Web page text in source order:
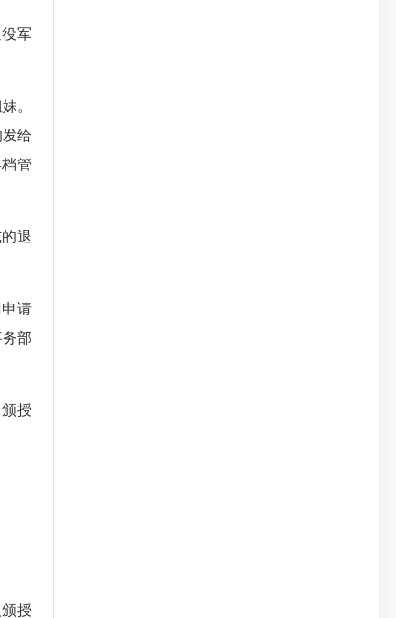
军
。
给
管
退
请
部
授
授